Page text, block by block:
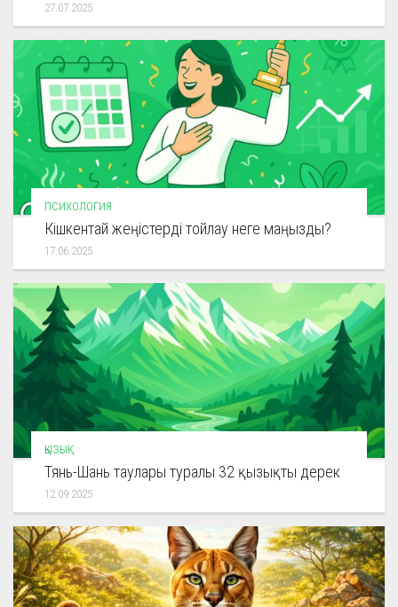
27.07.2025
ПСИХОЛОГИЯ
Кішкентай жеңістерді тойлау неге маңызды?
17.06.2025
ҚЫЗЫҚ
Тянь-Шань таулары туралы 32 қызықты дерек
12.09.2025